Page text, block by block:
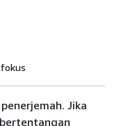
Jika